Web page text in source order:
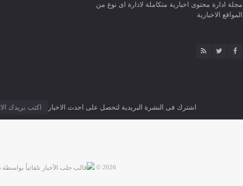
مجلة ادارة محتوى اخبارية متكاملة لادارة اى نوع من
المواقع الاخبارية
اشترك فى النشرة البريدية لتحصل على احدث الاخبار
2026 ©